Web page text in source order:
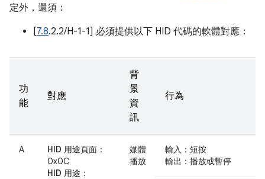
定外，還須：
[7.8.2.2/H-1-1] 必須提供以下 HID 代碼的軟體對應：
功
能
對應
背
景
資
訊
行為
A HID 用途頁面 ：
0x0C
HID 用途 ：
媒體
播放
輸入 ：短按
輸出 ：播放或暫停